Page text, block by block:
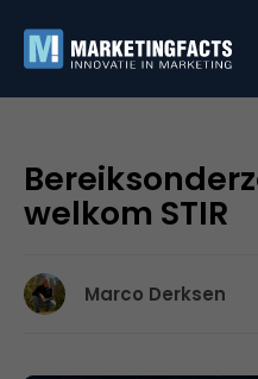
welkom STIR
Marco Derksen